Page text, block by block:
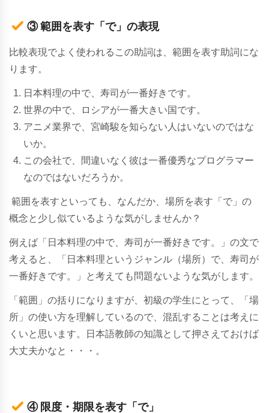
③ 範囲を表す「で」の表現
比較表現でよく使われるこの助詞は、範囲を表す助詞にな
ります。
日本料理の中で、寿司が一番好きです。
世界の中で、ロシアが一番大きい国です。
アニメ業界で、宮崎駿を知らない人はいないのではな
いか。
この会社で、間違いなく彼は一番優秀なプログラマー
なのではないだろうか。
範囲を表すといっても、なんだか、場所を表す「で」の
概念と少し似ているような気がしませんか？
例えば「日本料理の中で、寿司が一番好きです。」の文で
考えると、「日本料理というジャンル（場所）で、寿司が
一番好きです。」と考えても問題ないような気がします。
「範囲」の括りになりますが、初級の学生にとって、「場
所」の使い方を理解しているので、混乱することは考えに
くいと思います。日本語教師の知識として押さえておけば
大丈夫かなと・・・。
④ 限度・期限を表す「で」